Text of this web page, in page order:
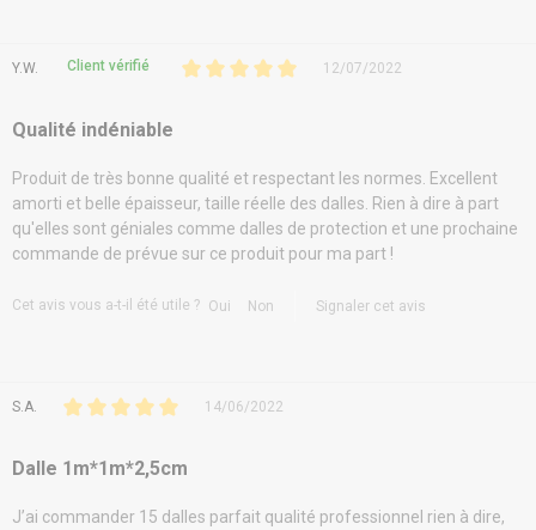
Y.W. Client vérifié 12/07/2022
Qualité indéniable
Produit de très bonne qualité et respectant les normes. Excellent
amorti et belle épaisseur, taille réelle des dalles. Rien à dire à part
qu'elles sont géniales comme dalles de protection et une prochaine
commande de prévue sur ce produit pour ma part !
Cet avis vous a-t-il été utile ? Oui Non Signaler cet avis
S.A. 14/06/2022
Dalle 1m*1m*2,5cm
J’ai commander 15 dalles parfait qualité professionnel rien à dire,